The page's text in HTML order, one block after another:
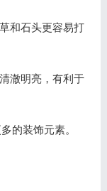
和石头更容易打
澈明亮，有利于
的装饰元素。